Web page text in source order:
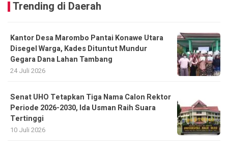
Trending di Daerah
Kantor Desa Marombo Pantai Konawe Utara
Disegel Warga, Kades Dituntut Mundur
Gegara Dana Lahan Tambang
24 Juli 2026
Senat UHO Tetapkan Tiga Nama Calon Rektor
Periode 2026-2030, Ida Usman Raih Suara
Tertinggi
10 Juli 2026